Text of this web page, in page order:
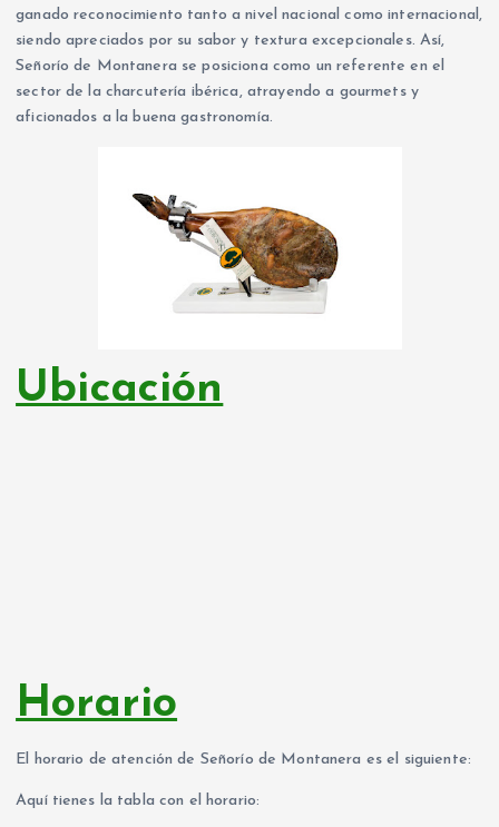
ganado reconocimiento tanto a nivel nacional como internacional,
siendo apreciados por su sabor y textura excepcionales. Así,
Señorío de Montanera se posiciona como un referente en el
sector de la charcutería ibérica, atrayendo a gourmets y
aficionados a la buena gastronomía.
Ubicación
Horario
El horario de atención de Señorío de Montanera es el siguiente:
Aquí tienes la tabla con el horario: